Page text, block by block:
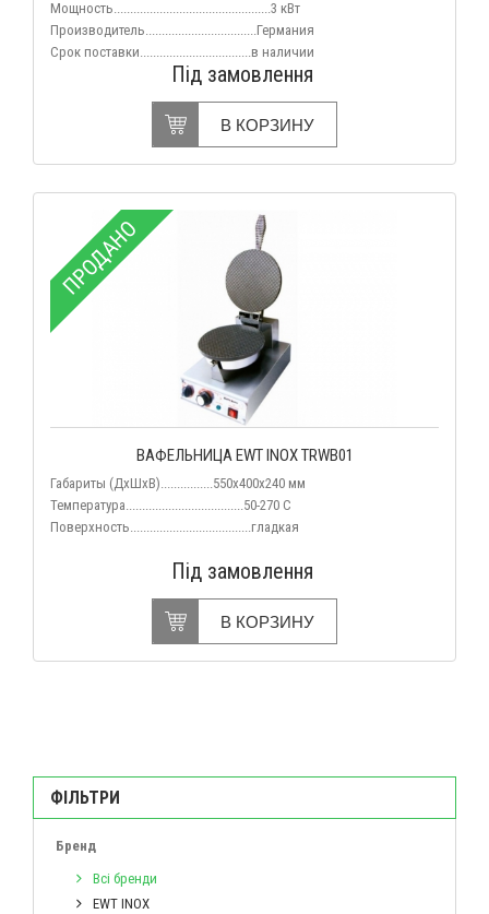
Мощность................................................3 кВт
Производитель..................................Германия
Срок поставки..................................в наличии
Під замовлення
В КОРЗИНУ
ПРОДАНО
ВАФЕЛЬНИЦА EWT INOX TRWB01
Габариты (ДхШхВ)................550х400х240 мм
Температура....................................50-270 С
Поверхность.....................................гладкая
Під замовлення
В КОРЗИНУ
ФІЛЬТРИ
Бренд
Всі бренди
EWT INOX